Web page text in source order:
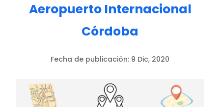
Aeropuerto Internacional
Córdoba
Fecha de publicación: 9 Dic, 2020